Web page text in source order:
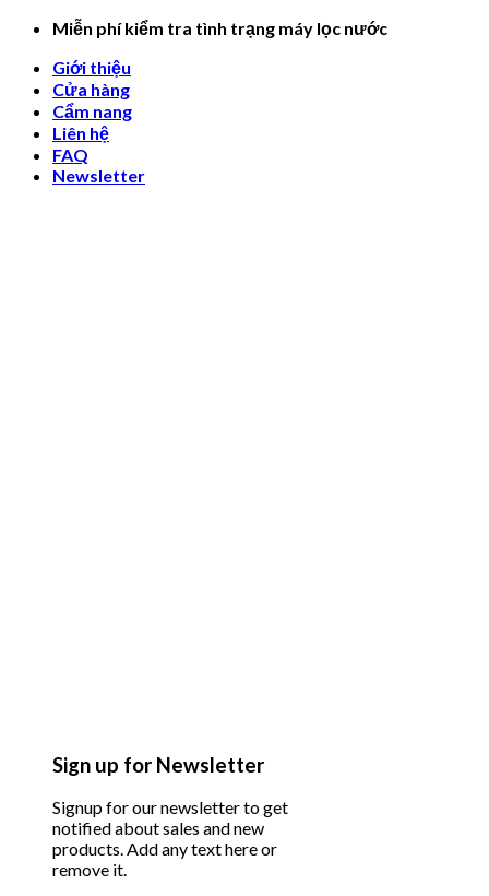
Skip
content
Miễn phí kiểm tra tình trạng máy lọc nước
Giới thiệu
Cửa hàng
Cẩm nang
Liên hệ
FAQ
Newsletter
Sign up for Newsletter
Signup for our newsletter to get
notified about sales and new
products. Add any text here or
remove it.